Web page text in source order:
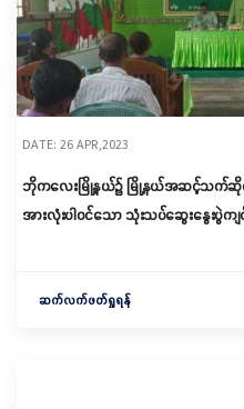
DATE: 26 APR,2023
ဘိုကလေးမြို့နယ်၌ မြို့နယ်အဆင့်သက်
အားလုံးပါဝင်သော သုံးသပ်ဆွေးနွေးပွဲကျ
ဆက်လက်ဖတ်ရှုရန်